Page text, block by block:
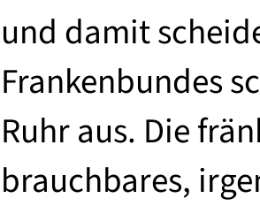
und damit
Frankenbundes
Ruhr aus. Die
brauchbares,